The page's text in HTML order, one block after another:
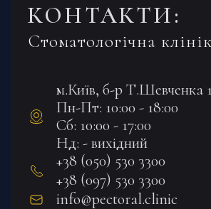
КОНТАКТИ:
Стоматологічна
м.Київ, б-р Т.Шевченка
Пн-Пт: 10:00 - 18:00
Сб: 10:00 - 17:00
Нд: - вихідний
+38 (050) 530 3300
+38 (097) 530 3300
info@pectoral.clinic